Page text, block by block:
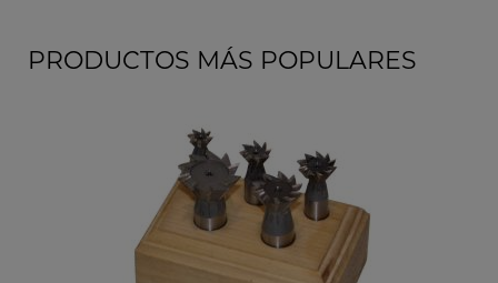
PRODUCTOS MÁS POPULARES